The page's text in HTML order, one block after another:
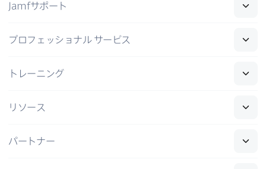
Jamfサポート
プロフェッショナル サービス
トレーニング
リソース
パートナー